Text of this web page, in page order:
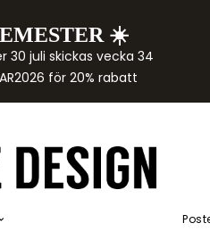
☀️
30 juli skickas vecka 34
för 20% rabatt
Akvarellposters